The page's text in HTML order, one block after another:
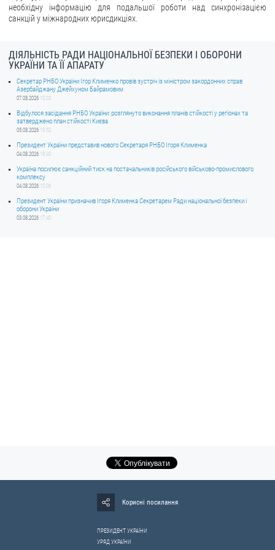
необхідну інформацію для подальшої роботи над синхронізацією
санкцій у міжнародних юрисдикціях.
ДІЯЛЬНІСТЬ РАДИ НАЦІОНАЛЬНОЇ БЕЗПЕКИ І ОБОРОНИ
УКРАЇНИ ТА ЇЇ АПАРАТУ
Секретар РНБО України Ігор Клименко провів зустріч із міністром закордонних справ
Азербайджану Джейхуном Байрамовим
07.08.2026 10:03
Відбулося засідання РНБО України: розглянуто виконання планів стійкості у регіонах та
затверджено план стійкості Києва
05.08.2026 19:52
Президент України представив нового Секретаря РНБО Ігоря Клименка
04.08.2026 18:40
Україна посилює санкційний тиск на постачальників російського військово-промислового
комплексу
04.08.2026 10:06
Президент України призначив Ігоря Клименка Секретарем Ради національної безпеки і
оборони України
03.08.2026 17:40
Корисні посилання
ПРЕЗИДЕНТ УКРАЇНИ
УРЯД УКРАЇНИ